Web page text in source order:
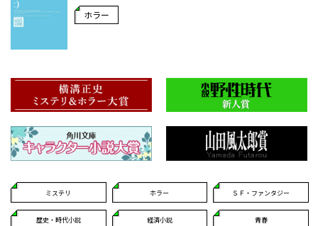
ホラー
ミステリ ホラー ＳＦ・ファンタジー
歴史・時代小説 経済小説 青春